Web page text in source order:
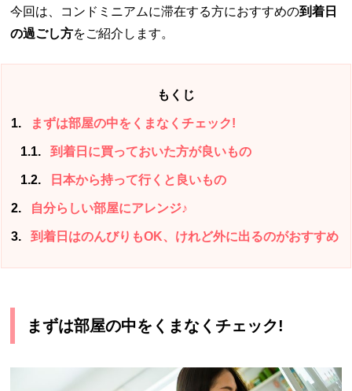
今回は、コンドミニアムに滞在する方におすすめの到着日
の過ごし方をご紹介します。
もくじ
1 まずは部屋の中をくまなくチェック!
1.1 到着日に買っておいた方が良いもの
1.2 日本から持って行くと良いもの
2 自分らしい部屋にアレンジ♪
3 到着日はのんびりもOK、けれど外に出るのがおすすめ
まずは部屋の中をくまなくチェック!